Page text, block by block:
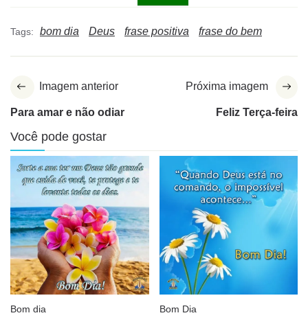
Tags: bom dia Deus frase positiva frase do bem
Imagem anterior
Para amar e não odiar
Próxima imagem
Feliz Terça-feira
Você pode gostar
Bom dia Bom Dia